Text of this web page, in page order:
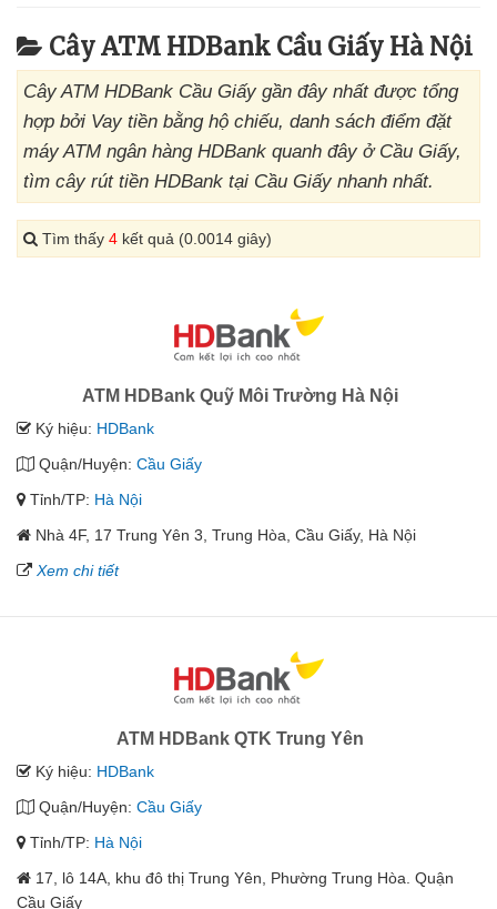
Cây ATM HDBank Cầu Giấy Hà Nội
Cây ATM HDBank Cầu Giấy gần đây nhất được tổng
hợp bởi Vay tiền bằng hộ chiếu, danh sách điểm đặt
máy ATM ngân hàng HDBank quanh đây ở Cầu Giấy,
tìm cây rút tiền HDBank tại Cầu Giấy nhanh nhất.
Tìm thấy 4 kết quả (0.0014 giây)
ATM HDBank Quỹ Môi Trường Hà Nội
Ký hiệu: HDBank
Quận/Huyện: Cầu Giấy
Tỉnh/TP: Hà Nội
Nhà 4F, 17 Trung Yên 3, Trung Hòa, Cầu Giấy, Hà Nội
Xem chi tiết
ATM HDBank QTK Trung Yên
Ký hiệu: HDBank
Quận/Huyện: Cầu Giấy
Tỉnh/TP: Hà Nội
17, lô 14A, khu đô thị Trung Yên, Phường Trung Hòa. Quận
Cầu Giấy